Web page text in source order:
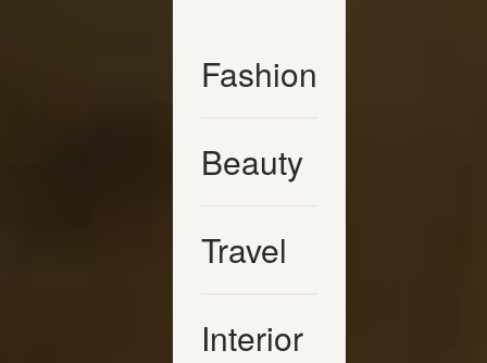
Fashion
Beauty
Travel
Interior